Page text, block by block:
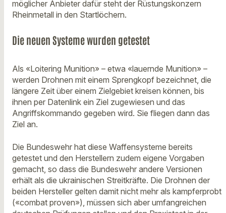
möglicher Anbieter dafür steht der Rüstungskonzern
Rheinmetall in den Startlöchern.
Die neuen Systeme wurden getestet
Als «Loitering Munition» – etwa «lauernde Munition» –
werden Drohnen mit einem Sprengkopf bezeichnet, die
längere Zeit über einem Zielgebiet kreisen können, bis
ihnen per Datenlink ein Ziel zugewiesen und das
Angriffskommando gegeben wird. Sie fliegen dann das
Ziel an.
Die Bundeswehr hat diese Waffensysteme bereits
getestet und den Herstellern zudem eigene Vorgaben
gemacht, so dass die Bundeswehr andere Versionen
erhält als die ukrainischen Streitkräfte. Die Drohnen der
beiden Hersteller gelten damit nicht mehr als kampferprobt
(«combat proven»), müssen sich aber umfangreichen